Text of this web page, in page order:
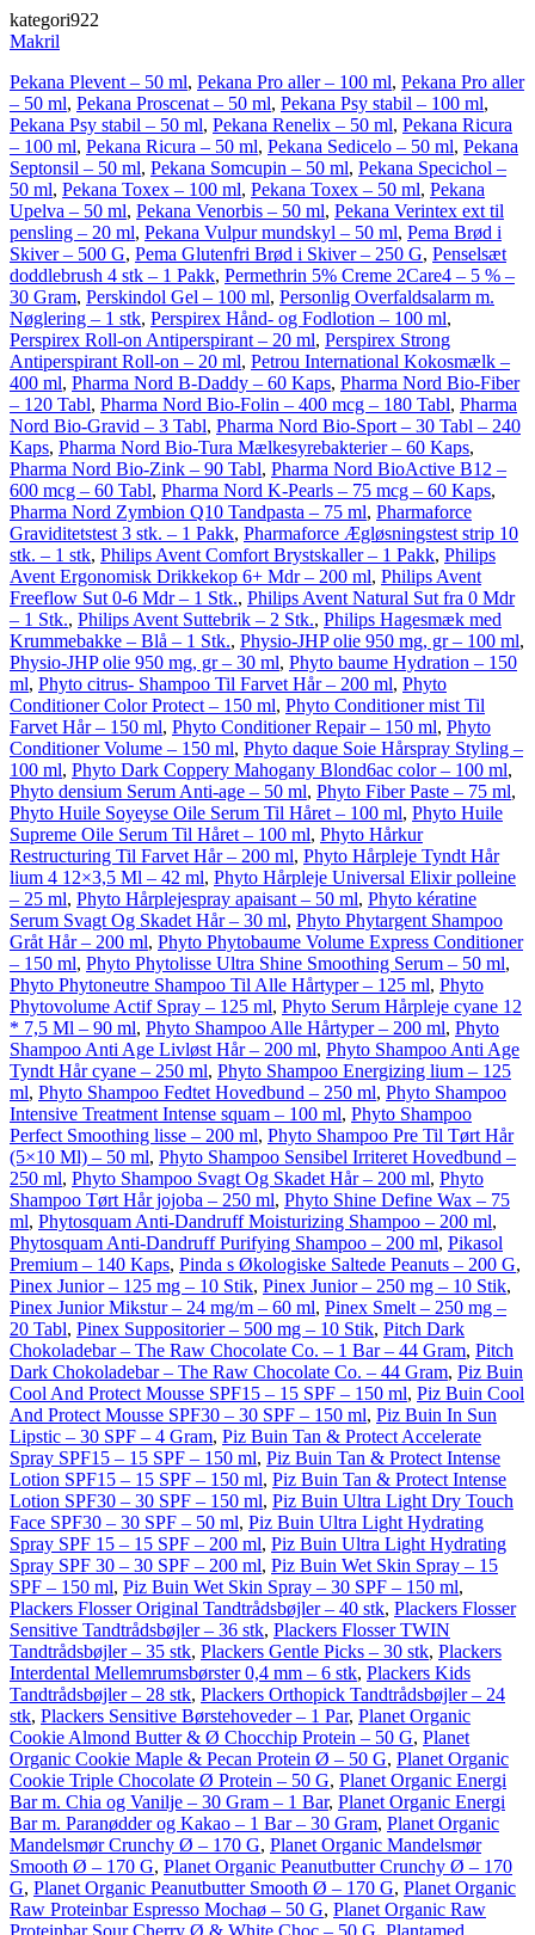
kategori922
Makril
Pekana Plevent – 50 ml, Pekana Pro aller – 100 ml, Pekana Pro aller
– 50 ml, Pekana Proscenat – 50 ml, Pekana Psy stabil – 100 ml,
Pekana Psy stabil – 50 ml, Pekana Renelix – 50 ml, Pekana Ricura
– 100 ml, Pekana Ricura – 50 ml, Pekana Sedicelo – 50 ml, Pekana
Septonsil – 50 ml, Pekana Somcupin – 50 ml, Pekana Specichol –
50 ml, Pekana Toxex – 100 ml, Pekana Toxex – 50 ml, Pekana
Upelva – 50 ml, Pekana Venorbis – 50 ml, Pekana Verintex ext til
pensling – 20 ml, Pekana Vulpur mundskyl – 50 ml, Pema Brød i
Skiver – 500 G, Pema Glutenfri Brød i Skiver – 250 G, Penselsæt
doddlebrush 4 stk – 1 Pakk, Permethrin 5% Creme 2Care4 – 5 % –
30 Gram, Perskindol Gel – 100 ml, Personlig Overfaldsalarm m.
Nøglering – 1 stk, Perspirex Hånd- og Fodlotion – 100 ml,
Perspirex Roll-on Antiperspirant – 20 ml, Perspirex Strong
Antiperspirant Roll-on – 20 ml, Petrou International Kokosmælk –
400 ml, Pharma Nord B-Daddy – 60 Kaps, Pharma Nord Bio-Fiber
– 120 Tabl, Pharma Nord Bio-Folin – 400 mcg – 180 Tabl, Pharma
Nord Bio-Gravid – 3 Tabl, Pharma Nord Bio-Sport – 30 Tabl – 240
Kaps, Pharma Nord Bio-Tura Mælkesyrebakterier – 60 Kaps,
Pharma Nord Bio-Zink – 90 Tabl, Pharma Nord BioActive B12 –
600 mcg – 60 Tabl, Pharma Nord K-Pearls – 75 mcg – 60 Kaps,
Pharma Nord Zymbion Q10 Tandpasta – 75 ml, Pharmaforce
Graviditetstest 3 stk. – 1 Pakk, Pharmaforce Ægløsningstest strip 10
stk. – 1 stk, Philips Avent Comfort Brystskaller – 1 Pakk, Philips
Avent Ergonomisk Drikkekop 6+ Mdr – 200 ml, Philips Avent
Freeflow Sut 0-6 Mdr – 1 Stk., Philips Avent Natural Sut fra 0 Mdr
– 1 Stk., Philips Avent Suttebrik – 2 Stk., Philips Hagesmæk med
Krummebakke – Blå – 1 Stk., Physio-JHP olie 950 mg, gr – 100 ml,
Physio-JHP olie 950 mg, gr – 30 ml, Phyto baume Hydration – 150
ml, Phyto citrus- Shampoo Til Farvet Hår – 200 ml, Phyto
Conditioner Color Protect – 150 ml, Phyto Conditioner mist Til
Farvet Hår – 150 ml, Phyto Conditioner Repair – 150 ml, Phyto
Conditioner Volume – 150 ml, Phyto daque Soie Hårspray Styling –
100 ml, Phyto Dark Coppery Mahogany Blond6ac color – 100 ml,
Phyto densium Serum Anti-age – 50 ml, Phyto Fiber Paste – 75 ml,
Phyto Huile Soyeyse Oile Serum Til Håret – 100 ml, Phyto Huile
Supreme Oile Serum Til Håret – 100 ml, Phyto Hårkur
Restructuring Til Farvet Hår – 200 ml, Phyto Hårpleje Tyndt Hår
lium 4 12×3,5 Ml – 42 ml, Phyto Hårpleje Universal Elixir polleine
– 25 ml, Phyto Hårplejespray apaisant – 50 ml, Phyto kératine
Serum Svagt Og Skadet Hår – 30 ml, Phyto Phytargent Shampoo
Gråt Hår – 200 ml, Phyto Phytobaume Volume Express Conditioner
– 150 ml, Phyto Phytolisse Ultra Shine Smoothing Serum – 50 ml,
Phyto Phytoneutre Shampoo Til Alle Hårtyper – 125 ml, Phyto
Phytovolume Actif Spray – 125 ml, Phyto Serum Hårpleje cyane 12
* 7,5 Ml – 90 ml, Phyto Shampoo Alle Hårtyper – 200 ml, Phyto
Shampoo Anti Age Livløst Hår – 200 ml, Phyto Shampoo Anti Age
Tyndt Hår cyane – 250 ml, Phyto Shampoo Energizing lium – 125
ml, Phyto Shampoo Fedtet Hovedbund – 250 ml, Phyto Shampoo
Intensive Treatment Intense squam – 100 ml, Phyto Shampoo
Perfect Smoothing lisse – 200 ml, Phyto Shampoo Pre Til Tørt Hår
(5×10 Ml) – 50 ml, Phyto Shampoo Sensibel Irriteret Hovedbund –
250 ml, Phyto Shampoo Svagt Og Skadet Hår – 200 ml, Phyto
Shampoo Tørt Hår jojoba – 250 ml, Phyto Shine Define Wax – 75
ml, Phytosquam Anti-Dandruff Moisturizing Shampoo – 200 ml,
Phytosquam Anti-Dandruff Purifying Shampoo – 200 ml, Pikasol
Premium – 140 Kaps, Pinda s Økologiske Saltede Peanuts – 200 G,
Pinex Junior – 125 mg – 10 Stik, Pinex Junior – 250 mg – 10 Stik,
Pinex Junior Mikstur – 24 mg/m – 60 ml, Pinex Smelt – 250 mg –
20 Tabl, Pinex Suppositorier – 500 mg – 10 Stik, Pitch Dark
Chokoladebar – The Raw Chocolate Co. – 1 Bar – 44 Gram, Pitch
Dark Chokoladebar – The Raw Chocolate Co. – 44 Gram, Piz Buin
Cool And Protect Mousse SPF15 – 15 SPF – 150 ml, Piz Buin Cool
And Protect Mousse SPF30 – 30 SPF – 150 ml, Piz Buin In Sun
Lipstic – 30 SPF – 4 Gram, Piz Buin Tan & Protect Accelerate
Spray SPF15 – 15 SPF – 150 ml, Piz Buin Tan & Protect Intense
Lotion SPF15 – 15 SPF – 150 ml, Piz Buin Tan & Protect Intense
Lotion SPF30 – 30 SPF – 150 ml, Piz Buin Ultra Light Dry Touch
Face SPF30 – 30 SPF – 50 ml, Piz Buin Ultra Light Hydrating
Spray SPF 15 – 15 SPF – 200 ml, Piz Buin Ultra Light Hydrating
Spray SPF 30 – 30 SPF – 200 ml, Piz Buin Wet Skin Spray – 15
SPF – 150 ml, Piz Buin Wet Skin Spray – 30 SPF – 150 ml,
Plackers Flosser Original Tandtrådsbøjler – 40 stk, Plackers Flosser
Sensitive Tandtrådsbøjler – 36 stk, Plackers Flosser TWIN
Tandtrådsbøjler – 35 stk, Plackers Gentle Picks – 30 stk, Plackers
Interdental Mellemrumsbørster 0,4 mm – 6 stk, Plackers Kids
Tandtrådsbøjler – 28 stk, Plackers Orthopick Tandtrådsbøjler – 24
stk, Plackers Sensitive Børstehoveder – 1 Par, Planet Organic
Cookie Almond Butter & Ø Chocchip Protein – 50 G, Planet
Organic Cookie Maple & Pecan Protein Ø – 50 G, Planet Organic
Cookie Triple Chocolate Ø Protein – 50 G, Planet Organic Energi
Bar m. Chia og Vanilje – 30 Gram – 1 Bar, Planet Organic Energi
Bar m. Paranødder og Kakao – 1 Bar – 30 Gram, Planet Organic
Mandelsmør Crunchy Ø – 170 G, Planet Organic Mandelsmør
Smooth Ø – 170 G, Planet Organic Peanutbutter Crunchy Ø – 170
G, Planet Organic Peanutbutter Smooth Ø – 170 G, Planet Organic
Raw Proteinbar Espresso Mochaø – 50 G, Planet Organic Raw
Proteinbar Sour Cherry Ø & White Choc – 50 G, Plantamed